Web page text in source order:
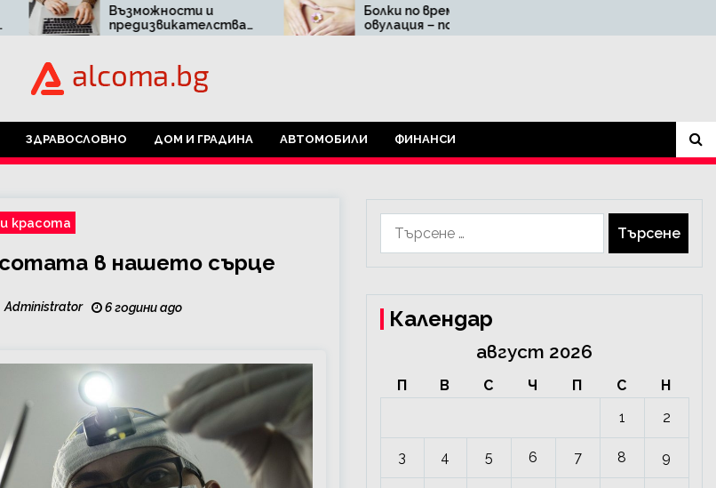
Възможности и
предизвикателства
пред бизнеса в
чрез онлайн
маркетинг
Болки по време на
овулация – повод за
притеснение ли са?
за подарък
ЗДРАВОСЛОВНО ДОМ И ГРАДИНА АВТОМОБИЛИ ФИНАНСИ
красота
в нашето сърце
Administrator 6 години ago Календар
август 2026
П В С Ч П С
Н
1
2
3 4 5 6 7 8 9